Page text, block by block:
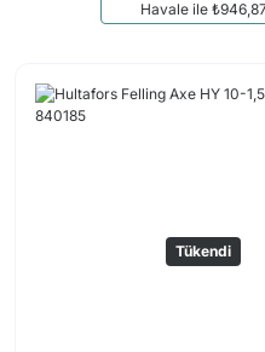
Havale ile
Tükendi